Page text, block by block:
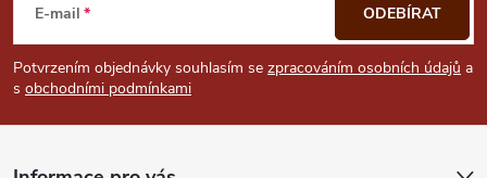
p
a
E-mail
Potvrzením objednávky souhlasím se zpracováním osobních údajů a
s obchodními podmínkami
ODEBÍRAT